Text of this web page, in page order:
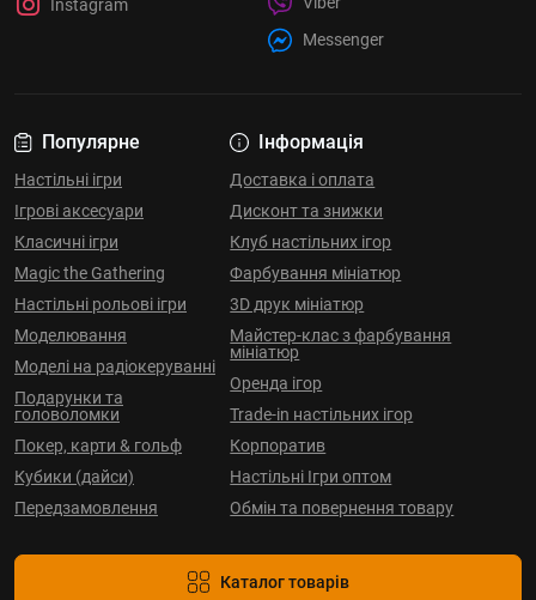
Популярне
Настільні ігри
Ігрові аксесуари
Класичні ігри
Magic the Gathering
Настільні рольові ігри
Моделювання
Моделі на радіокеруванні
Подарунки та
головоломки
Покер, карти & гольф
Кубики (дайси)
Передзамовлення
Інформація
Доставка і оплата
Дисконт та знижки
Клуб настільних ігор
Фарбування мініатюр
3D друк мініатюр
Майстер-клас з фарбування
мініатюр
Оренда ігор
Trade-in настільних ігор
Корпоратив
Настільні Ігри оптом
Обмін та повернення товару
Каталог товарів
Instagram
Messenger